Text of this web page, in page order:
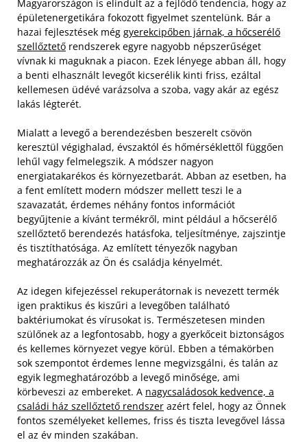
Magyarországon is elindult az a fejlődő tendencia, hogy az
épületenergetikára fokozott figyelmet szentelünk. Bár a
hazai fejlesztések még gyerekcipőben járnak, a hőcserélő
szellőztető rendszerek egyre nagyobb népszerűséget
vívnak ki maguknak a piacon. Ezek lényege abban áll, hogy
a benti elhasznált levegőt kicserélik kinti friss, ezáltal
kellemesen üdévé varázsolva a szoba, vagy akár az egész
lakás légterét.
Mialatt a levegő a berendezésben beszerelt csövön
keresztül végighalad, évszaktól és hőmérséklettől függően
lehűl vagy felmelegszik. A módszer nagyon
energiatakarékos és környezetbarát. Abban az esetben, ha
a fent említett modern módszer mellett teszi le a
szavazatát, érdemes néhány fontos információt
begyűjtenie a kívánt termékről, mint például a hőcserélő
szellőztető berendezés hatásfoka, teljesítménye, zajszintje
és tisztíthatósága. Az említett tényezők nagyban
meghatározzák az Ön és családja kényelmét.
Az idegen kifejezéssel rekuperátornak is nevezett termék
igen praktikus és kiszűri a levegőben található
baktériumokat és vírusokat is. Természetesen minden
szülőnek az a legfontosabb, hogy a gyerkőceit biztonságos
és kellemes környezet vegye körül. Ebben a témakörben
sok szempontot érdemes lenne megvizsgálni, és talán az
egyik legmeghatározóbb a levegő minősége, ami
körbeveszi az embereket. A nagycsaládosok kedvence, a
családi ház szellőztető rendszer azért felel, hogy az Önnek
fontos személyeket kellemes, friss és tiszta levegővel lássa
el az év minden szakában.